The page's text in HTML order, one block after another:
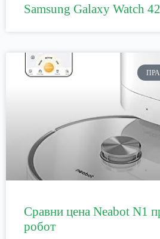
Samsung Galaxy Watch
Сравни цена Neabot N1
робот